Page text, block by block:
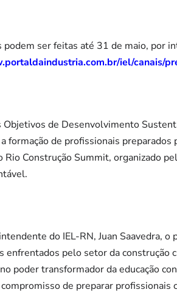
podem ser feitas até 31 de maio, por
iel/canais/
Objetivos de Desenvolvimento
formação de profissionais
Rio Construção Summit, organizado
do IEL-RN, Juan Saavedra,
enfrentados pelo setor da construção
poder transformador da educação
de preparar